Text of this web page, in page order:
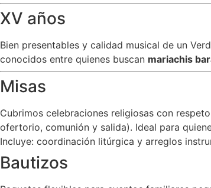
XV años
Bien presentables y calidad musical de un
conocidos entre quienes buscan mariachis
Misas
Cubrimos celebraciones religiosas con
ofertorio, comunión y salida). Ideal para
Incluye: coordinación litúrgica y arreglos
Bautizos